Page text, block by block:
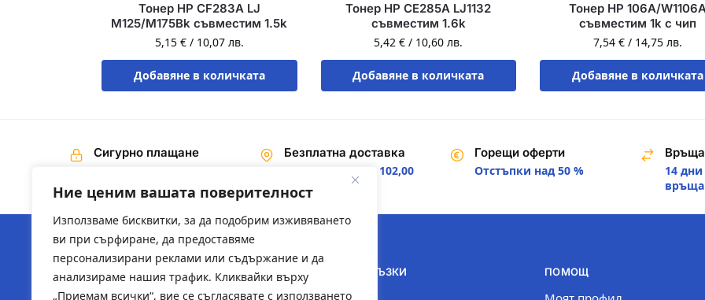
Ние ценим вашата поверителност
Използваме бисквитки, за да подобрим изживяването
ви при сърфиране, да предоставяме
персонализирани реклами или съдържание и да
анализираме нашия трафик. Кликвайки върху
„Приемам всички“, вие се съгласявате с използването
Тонер HP CF283A LJ
M125/M175Bk съвместим 1.5k
5,15 € / 10,07 лв.
Добавяне в количката
Тонер HP CE285A LJ1132
съвместим 1.6k
5,42€ / 10,60лв.
Добавяне в количката
Тонер HP 106A/
съвместим 1k с чип
7,54€ / 14,75лв.
Добавяне в количката
Сигурно плащане
Безплатна доставка
На поръчки над 102,00
€ / 200,00 лв.
Горещи оферти
Отстъпки над 50 %
14
ПОЛЕЗНИ ВРЪЗКИ ПОМОЩ